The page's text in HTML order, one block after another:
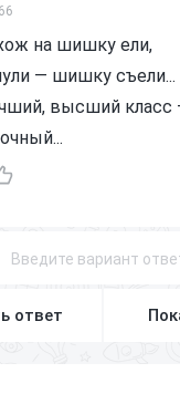
на шишку ели,
— шишку съели...
высший класс
ответ